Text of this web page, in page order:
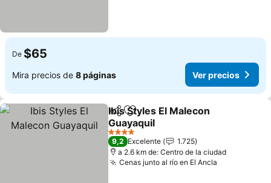
De $65
Mira precios de 8 páginas Ver precios
CompartirAgregar a favoritos
Ibis Styles El Malecon
Guayaquil
4 Estrellas
9,2 Excelente
1.725
a 2.6 km de: Centro de la ciudad
Cenas junto al río en El Ancla